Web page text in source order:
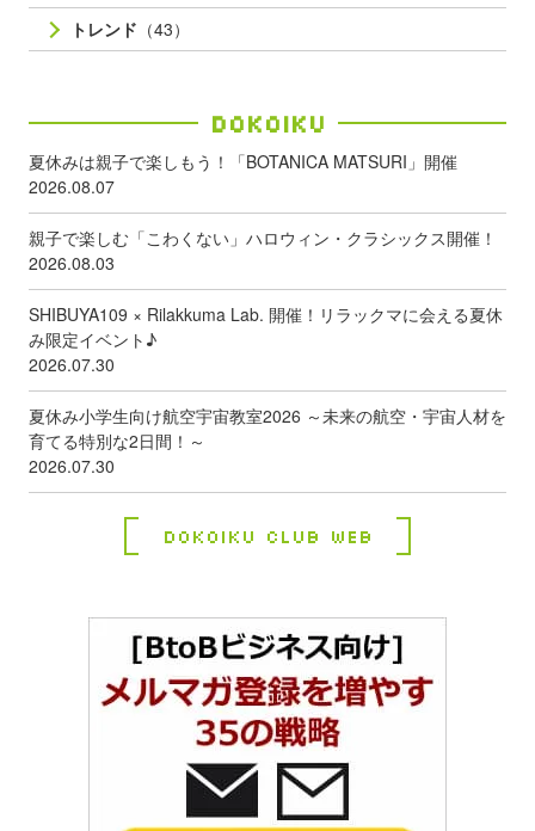
トレンド （43）
Dokoiku
夏休みは親子で楽しもう！「BOTANICA MATSURI」開催
2026.08.07
親子で楽しむ「こわくない」ハロウィン・クラシックス開催！
2026.08.03
SHIBUYA109 × Rilakkuma Lab. 開催！リラックマに会える夏休
み限定イベント♪
2026.07.30
夏休み小学生向け航空宇宙教室2026 ～未来の航空・宇宙人材を
育てる特別な2日間！～
2026.07.30
Dokoiku Club Web